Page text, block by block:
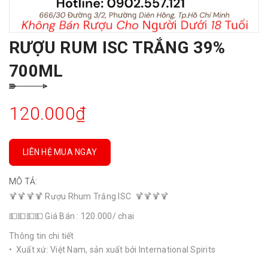
RƯỢU RUM ISC TRẮNG 39%
700ML
120.000₫
LIÊN HỆ MUA NGAY
MÔ TẢ:
🍹🍹🍹🍹 Rượu Rhum Trắng ISC 🍹🍹🍹🍹
💵💵💵💵 Giá Bán : 120.000/ chai
Thông tin chi tiết
• Xuất xứ: Việt Nam, sản xuất bởi International Spirits